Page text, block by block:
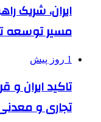
ایران، شریک
مسیر توسعه
1 روز پیش
تاکید ایران
تجاری و